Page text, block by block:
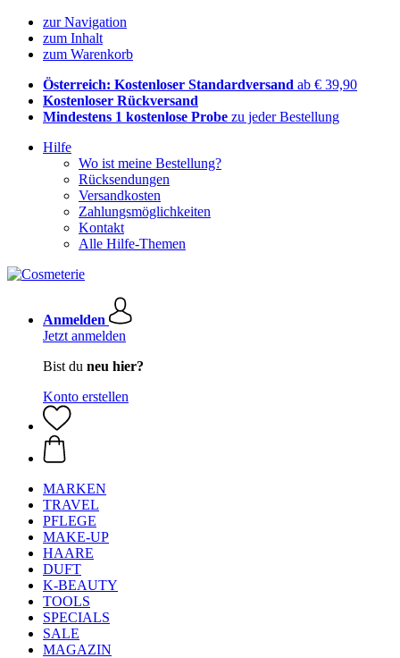
zur Navigation
zum Inhalt
zum Warenkorb
Österreich: Kostenloser Standardversand ab € 39,90
Kostenloser Rückversand
Mindestens 1 kostenlose Probe zu jeder Bestellung
Hilfe
Wo ist meine Bestellung?
Rücksendungen
Versandkosten
Zahlungsmöglichkeiten
Kontakt
Alle Hilfe-Themen
Anmelden
Jetzt anmelden
Bist du neu hier?
Konto erstellen
MARKEN
TRAVEL
PFLEGE
MAKE-UP
HAARE
DUFT
K-BEAUTY
TOOLS
SPECIALS
SALE
MAGAZIN